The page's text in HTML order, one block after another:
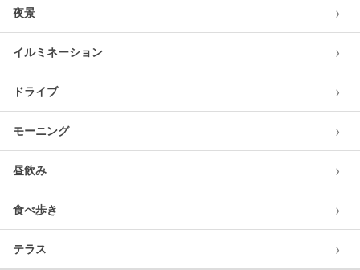
夜景 ›
イルミネーション ›
ドライブ ›
モーニング ›
昼飲み ›
食べ歩き ›
テラス ›